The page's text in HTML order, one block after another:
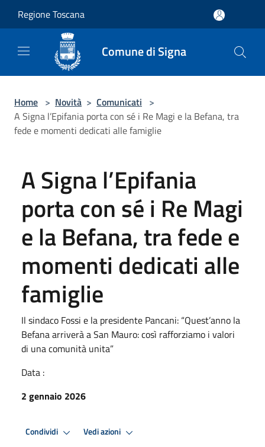
Regione Toscana
Comune di Signa
Home > Novità > Comunicati >
A Signa l’Epifania porta con sé i Re Magi e la Befana, tra
fede e momenti dedicati alle famiglie
A Signa l’Epifania
porta con sé i Re Magi
e la Befana, tra fede e
momenti dedicati alle
famiglie
Il sindaco Fossi e la presidente Pancani: “Quest’anno la
Befana arriverà a San Mauro: così rafforziamo i valori
di una comunità unita”
Data :
2 gennaio 2026
Condividi Vedi azioni